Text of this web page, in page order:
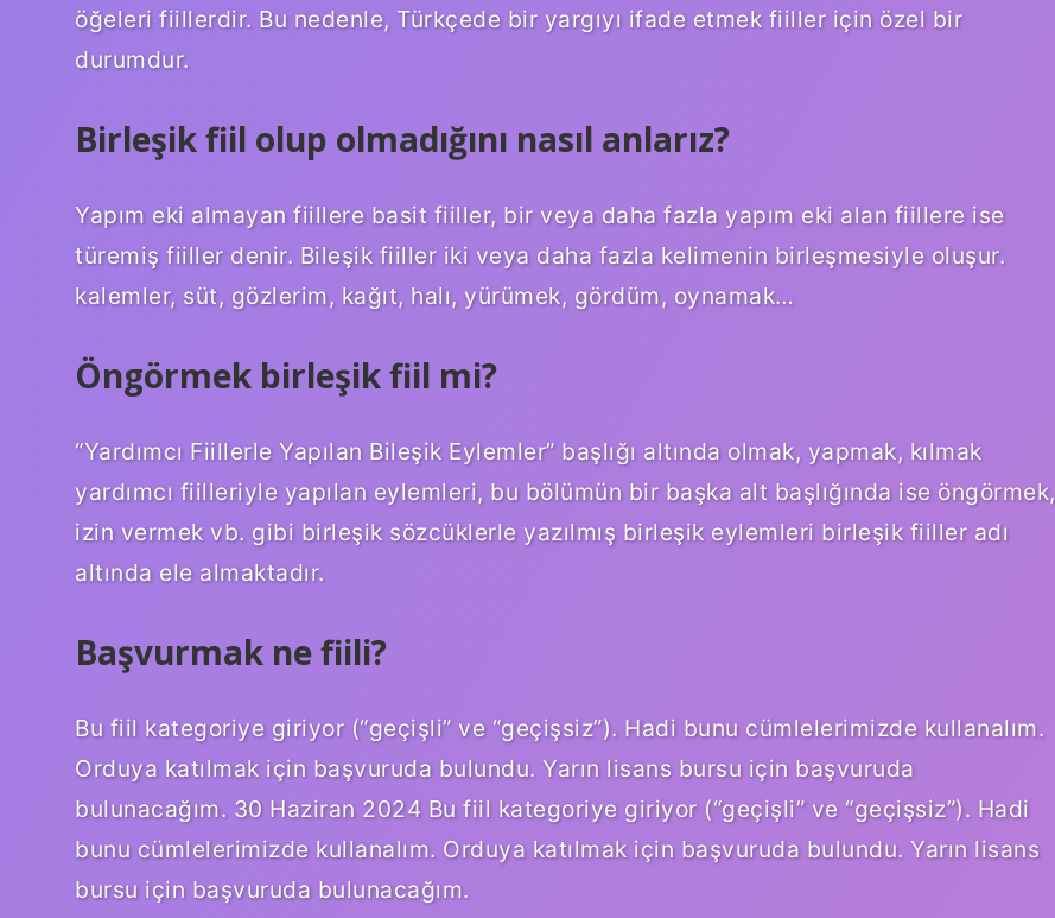
öğeleri fiillerdir. Bu nedenle, Türkçede bir yargıyı ifade etmek fiiller için özel bir
durumdur.
Birleşik fiil olup olmadığını nasıl anlarız?
Yapım eki almayan fiillere basit fiiller, bir veya daha fazla yapım eki alan fiillere ise
türemiş fiiller denir. Bileşik fiiller iki veya daha fazla kelimenin birleşmesiyle oluşur.
kalemler, süt, gözlerim, kağıt, halı, yürümek, gördüm, oynamak…
Öngörmek birleşik fiil mi?
“Yardımcı Fiillerle Yapılan Bileşik Eylemler” başlığı altında olmak, yapmak, kılmak
yardımcı fiilleriyle yapılan eylemleri, bu bölümün bir başka alt başlığında ise öngörmek,
izin vermek vb. gibi birleşik sözcüklerle yazılmış birleşik eylemleri birleşik fiiller adı
altında ele almaktadır.
Başvurmak ne fiili?
Bu fiil kategoriye giriyor (“geçişli” ve “geçişsiz”). Hadi bunu cümlelerimizde kullanalım.
Orduya katılmak için başvuruda bulundu. Yarın lisans bursu için başvuruda
bulunacağım. 30 Haziran 2024 Bu fiil kategoriye giriyor (“geçişli” ve “geçişsiz”). Hadi
bunu cümlelerimizde kullanalım. Orduya katılmak için başvuruda bulundu. Yarın lisans
bursu için başvuruda bulunacağım.